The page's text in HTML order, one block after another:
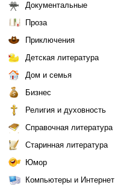
Документальные
Проза
Приключения
Детская литература
Дом и семья
Бизнес
Религия и духовность
Справочная литература
Старинная литература
Юмор
Компьютеры и Интернет